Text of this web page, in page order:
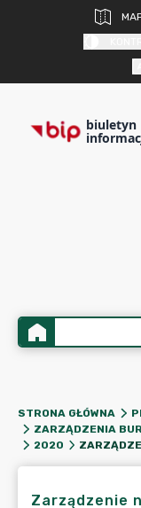
biuletyn
STRONA GŁÓWNA
ZARZĄDZENIA
2020
Zarządzenie